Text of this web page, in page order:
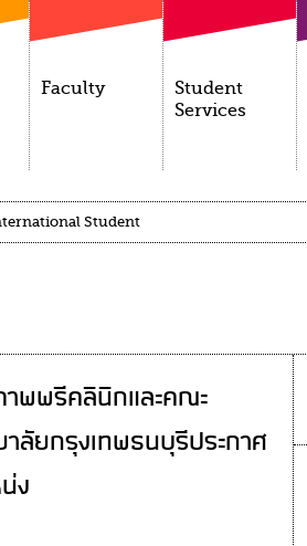
Faculty
Student
Services
Student
พพรีคลินิกและคณะ
ลัยกรุงเทพธนบุรีประกาศ
ง